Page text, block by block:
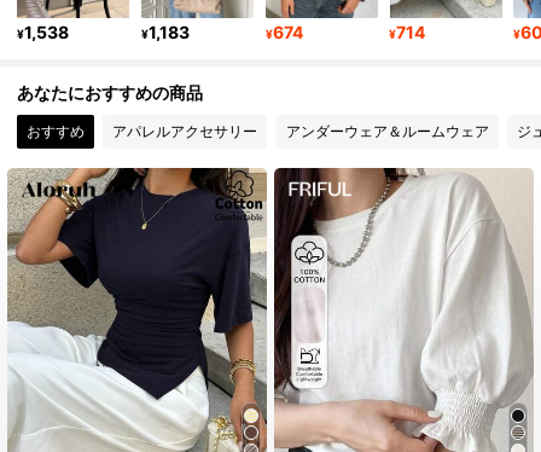
4.87 2.6M フォロワー
2.6M フォロワー
¥1,538 ¥1,183 ¥674 ¥714 ¥
あなたにおすすめの商品
おすすめ アパレルアクセサリー アンダーウェア＆ルームウェア ジ